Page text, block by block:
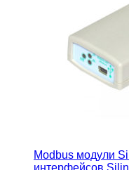
Modbus модули
интерфейсов